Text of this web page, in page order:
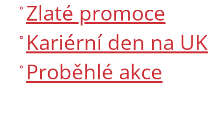
Zlaté promoce
Kariérní den na UK
Proběhlé akce